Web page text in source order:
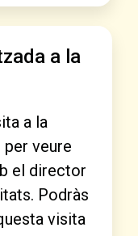
a la
a la
veure
el director
Podràs
visita